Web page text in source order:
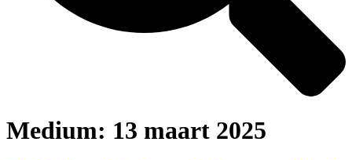
Medium: 13 maart 2025